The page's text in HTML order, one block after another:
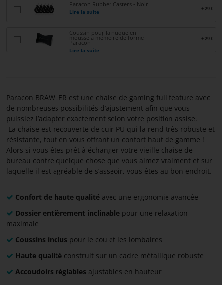
PARACON
Paracon Rubber Casters - Noir
Lire la suite + 29 €
Coussin pour la nuque en
mousse à mémoire de forme
Paracon
Lire la suite
+ 29 €
Paracon BRAWLER est une chaise de gaming full feature avec
de nombreuses possibilités d’ajustement afin que vous
puissiez l’adapter exactement selon votre position assise.
​ La chaise est recouverte de cuir PU qui la rend très robuste et
résistante, tout en vous offrant un confort haut de gamme !
Alors si vous êtes prêt à échanger votre vieille chaise de
bureau contre quelque chose que vous aimez vraiment et sur
laquelle il est agréable de s’asseoir, vous êtes au bon endroit.
Confort de haute qualitéavec une ergonomie avancée
Dossier entièrement inclinablepour une relaxation
maximale
Coussins inclus pour le cou et les lombaires
Haute qualitéconstruit sur un cadre métallique robuste
Accoudoirs réglables ajustables en hauteur